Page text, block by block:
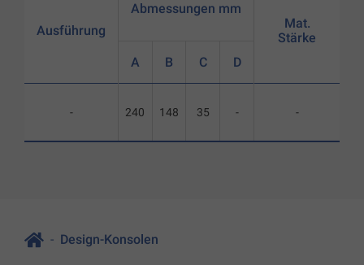
Ausführung
-
Abmessungen mm
A B C D
240 148 35 -
Mat.
Stärke
-
Design-Konsolen